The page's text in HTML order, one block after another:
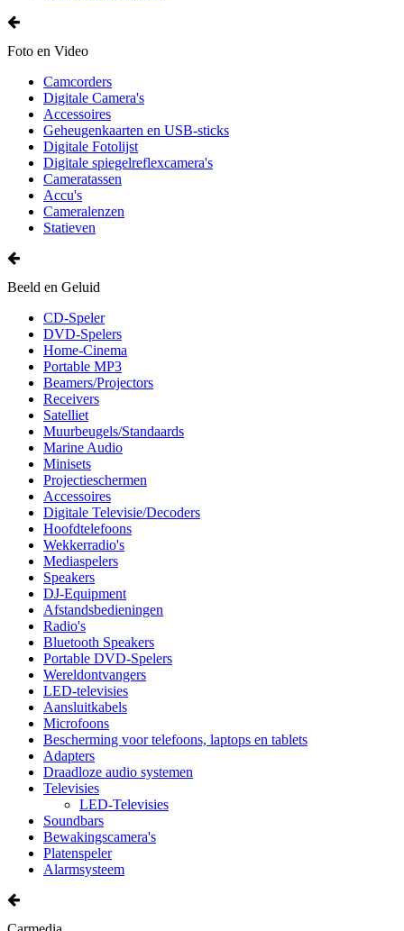
Foto en Video
Camcorders
Digitale Camera's
Accessoires
Geheugenkaarten en USB-sticks
Digitale Fotolijst
Digitale spiegelreflexcamera's
Cameratassen
Accu's
Cameralenzen
Statieven
Beeld en Geluid
CD-Speler
DVD-Spelers
Home-Cinema
Portable MP3
Beamers/Projectors
Receivers
Satelliet
Muurbeugels/Standaards
Marine Audio
Minisets
Projectieschermen
Accessoires
Digitale Televisie/Decoders
Hoofdtelefoons
Wekkerradio's
Mediaspelers
Speakers
DJ-Equipment
Afstandsbedieningen
Radio's
Bluetooth Speakers
Portable DVD-Spelers
Wereldontvangers
LED-televisies
Aansluitkabels
Microfoons
Bescherming voor telefoons, laptops en tablets
Adapters
Draadloze audio systemen
Televisies
LED-Televisies
Soundbars
Bewakingscamera's
Platenspeler
Alarmsysteem